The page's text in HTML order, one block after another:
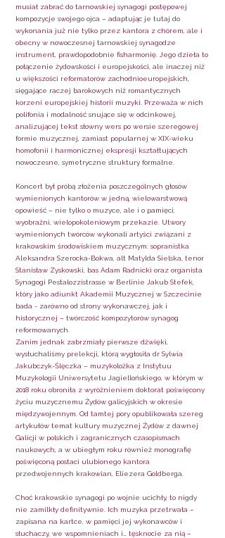
musiał zabrać do tarnowskiej synagogi postępowej
kompozycje swojego ojca – adaptując je tutaj do
wykonania już nie tylko przez kantora z chórem, ale i
obecny w nowoczesnej tarnowskiej synagodze
instrument, prawdopodobnie fisharmonię. Jego dzieła to
połączenie żydowskości i europejskości, ale inaczej niż
u większości reformatorów zachodnioeuropejskich,
sięgające raczej barokowych niż romantycznych
korzeni europejskiej historii muzyki. Przeważa w nich
polifonia i modalność snujące się w odcinkowej,
analizującej tekst słowny wers po wersie szeregowej
formie muzycznej, zamiast popularnej w XIX-wieku
homofonii i harmonicznej ekspresji kształtujących
nowoczesne, symetryczne struktury formalne.
Koncert był próbą złożenia poszczególnych głosów
wymienionych kantorów w jedną, wielowarstwową
opowieść – nie tylko o muzyce, ale i o pamięci,
wyobraźni, wielopokoleniowym przekazie. Utwory
wymienionych twórców wykonali artyści związani z
krakowskim środowiskiem muzycznym: sopranistka
Aleksandra Szerocka-Bokwa, alt Matylda Sielska, tenor
Stanisław Zyskowski, bas Adam Radnicki oraz organista
Synagogi Pestalozzistrasse w Berlinie Jakub Stefek,
który jako adiunkt Akademii Muzycznej w Szczecinie
bada - zarówno od strony wykonawczej, jak i
historycznej – twórczość kompozytorów synagog
reformowanych.
Zanim jednak zabrzmiały pierwsze dźwięki,
wysłuchaliśmy prelekcji, którą wygłosiła dr Sylwia
Jakubczyk-Ślęczka – muzykolożka z Instytuu
Muzykologii Uniwersytetu Jagiellońskiego, w którym w
2018 roku obroniła z wyróżnieniem doktorat poświęcony
życiu muzycznemu Żydów galicyjskich w okresie
międzywojennym. Od tamtej pory opublikowała szereg
artykułów temat kultury muzycznej Żydów z dawnej
Galicji w polskich i zagranicznych czasopismach
naukowych, a w ubiegłym roku również monografię
poświęconą postaci ulubionego kantora
przedwojennych krakowian, Eliezera Goldberga.
Choć krakowskie synagogi po wojnie ucichły, to nigdy
nie zamilkły definitywnie. Ich muzyka przetrwała –
zapisana na kartce, w pamięci jej wykonawców i
słuchaczy, we wspomnieniach i… tęsknocie za nią –